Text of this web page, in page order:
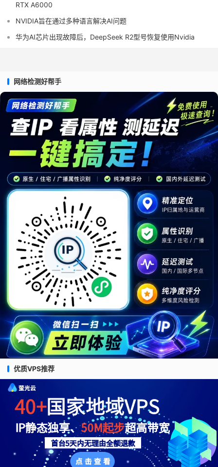
RTX A6000
NVIDIA旨在通过多种语言解决AI问题
华为AI芯片出现故障后，DeepSeek R2型号恢复使用Nvidia
网络检测好帮手
优质VPS推荐